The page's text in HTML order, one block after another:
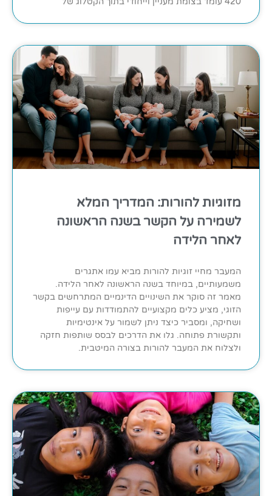
מזוגיות להורות: המדריך המלא
לשמירה על הקשר בשנה הראשונה
לאחר הלידה
המעבר מחיי זוגיות להורות מביא עמו אתגרים
משמעותיים, במיוחד בשנה הראשונה לאחר הלידה.
מאמר זה סוקר את השינויים הדינמיים המתרחשים בקשר
הזוגי, מציע כלים מקצועיים להתמודדות עם עייפות
ושחיקה, ומסביר כיצד ניתן לשמור על אינטימיות
ותקשורת פתוחה. גלו את הדרכים לבסס שותפות חזקה
ולצלוח את המעבר להורות בצורה המיטבית.